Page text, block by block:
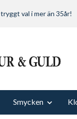
val i mer än 35år!
Smycken